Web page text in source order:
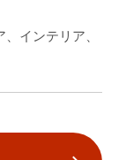
インテリア、